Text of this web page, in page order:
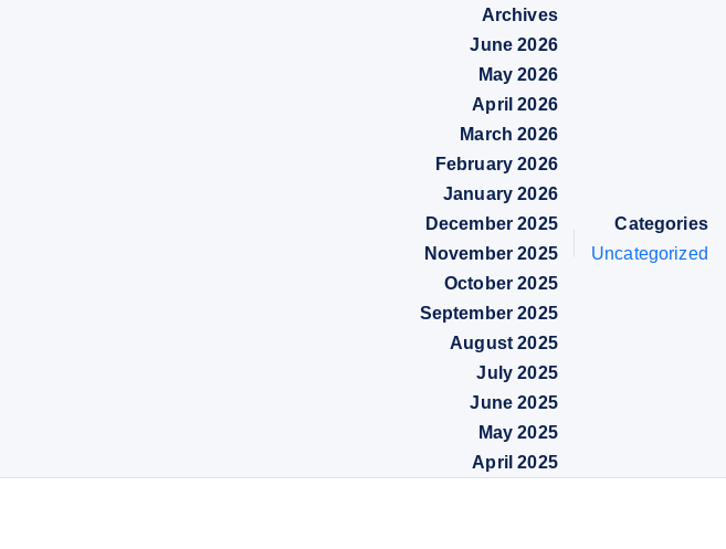
Archives
June 2026
May 2026
April 2026
March 2026
February 2026
January 2026
December 2025
November 2025
October 2025
September 2025
August 2025
July 2025
June 2025
May 2025
April 2025
Categories
Uncategorized